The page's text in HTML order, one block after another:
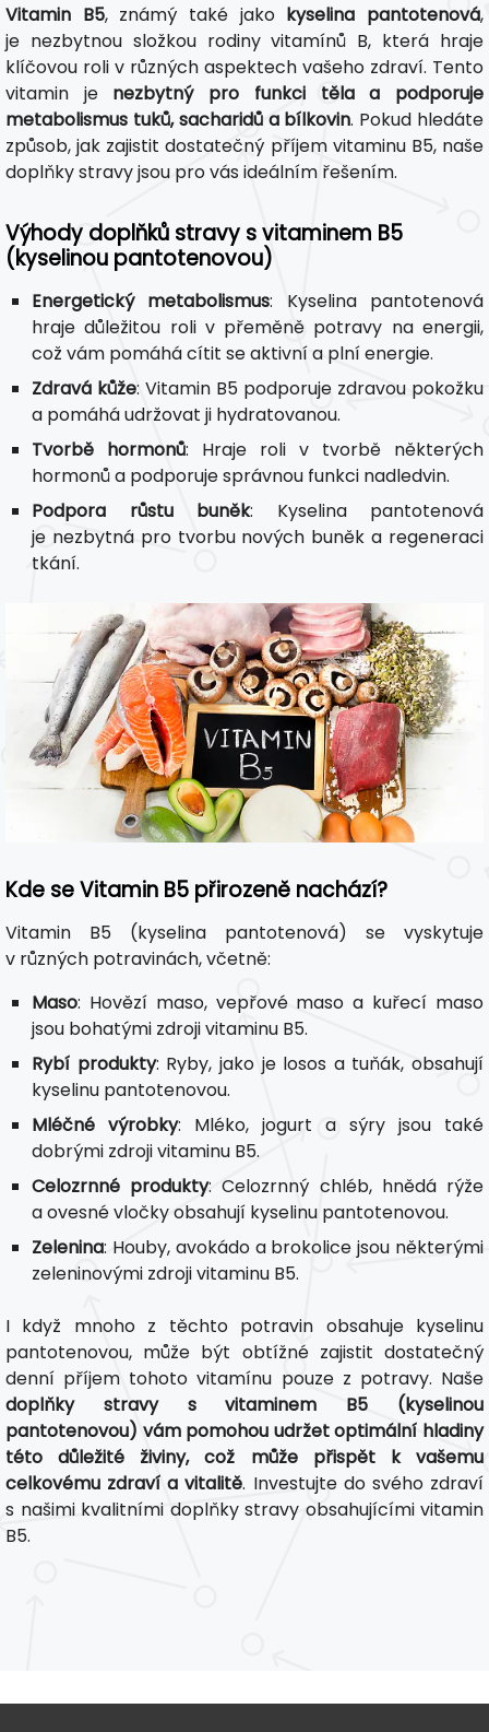
Vitamin B5, známý také jako kyselina pantotenová,
je nezbytnou složkou rodiny vitamínů B, která hraje
klíčovou roli v různých aspektech vašeho zdraví. Tento
vitamin je nezbytný pro funkci těla a podporuje
metabolismus tuků, sacharidů a bílkovin. Pokud hledáte
způsob, jak zajistit dostatečný příjem vitaminu B5, naše
doplňky stravy jsou pro vás ideálním řešením.
Výhody doplňků stravy s vitaminem B5
(kyselinou pantotenovou)
Energetický metabolismus: Kyselina pantotenová
hraje důležitou roli v přeměně potravy na energii,
což vám pomáhá cítit se aktivní a plní energie.
Zdravá kůže: Vitamin B5 podporuje zdravou pokožku
a pomáhá udržovat ji hydratovanou.
Tvorbě hormonů: Hraje roli v tvorbě některých
hormonů a podporuje správnou funkci nadledvin.
Podpora růstu buněk: Kyselina pantotenová
je nezbytná pro tvorbu nových buněk a regeneraci
tkání.
Kde se Vitamin B5 přirozeně nachází?
Vitamin B5 (kyselina pantotenová) se vyskytuje
v různých potravinách, včetně:
Maso: Hovězí maso, vepřové maso a kuřecí maso
jsou bohatými zdroji vitaminu B5.
Rybí produkty: Ryby, jako je losos a tuňák, obsahují
kyselinu pantotenovou.
Mléčné výrobky: Mléko, jogurt a sýry jsou také
dobrými zdroji vitaminu B5.
Celozrnné produkty: Celozrnný chléb, hnědá rýže
a ovesné vločky obsahují kyselinu pantotenovou.
Zelenina: Houby, avokádo a brokolice jsou některými
zeleninovými zdroji vitaminu B5.
I když mnoho z těchto potravin obsahuje kyselinu
pantotenovou, může být obtížné zajistit dostatečný
denní příjem tohoto vitamínu pouze z potravy. Naše
doplňky stravy s vitaminem B5 (kyselinou
pantotenovou) vám pomohou udržet optimální hladiny
této důležité živiny, což může přispět k vašemu
celkovému zdraví a vitalitě. Investujte do svého zdraví
s našimi kvalitními doplňky stravy obsahujícími vitamin
B5.